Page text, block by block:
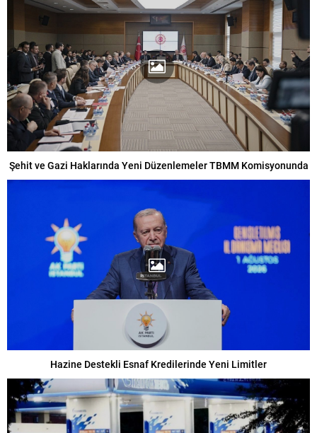
Şehit ve Gazi Haklarında Yeni Düzenlemeler TBMM Komisyonunda
Hazine Destekli Esnaf Kredilerinde Yeni Limitler